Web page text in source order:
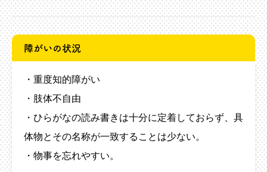
障がいの状況
・重度知的障がい
・肢体不自由
・ひらがなの読み書きは十分に定着しておらず、具
体物とその名称が一致することは少ない。
・物事を忘れやすい。